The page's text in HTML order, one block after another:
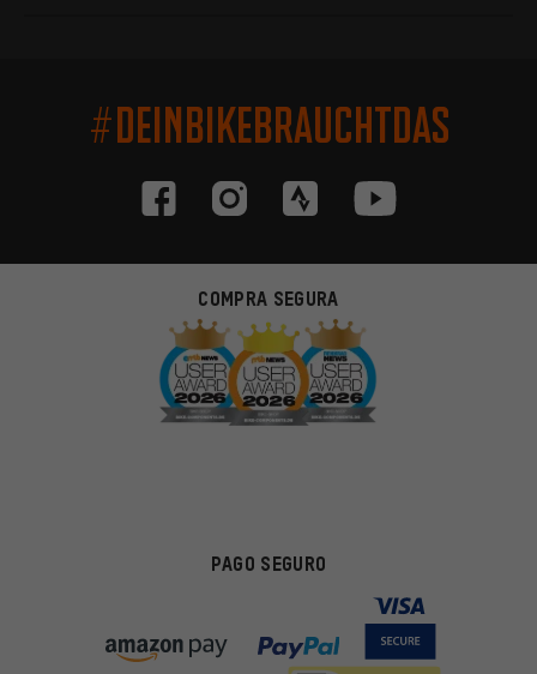
#DEINBIKEBRAUCHTDAS
COMPRA SEGURA
PAGO SEGURO